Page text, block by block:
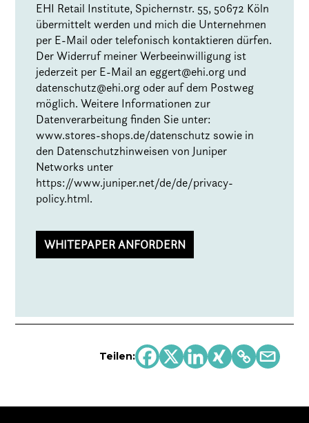
EHI Retail Institute, Spichernstr. 55, 50672 Köln
übermittelt werden und mich die Unternehmen
per E-Mail oder telefonisch kontaktieren dürfen.
Der Widerruf meiner Werbeeinwilligung ist
jederzeit per E-Mail an eggert@ehi.org und
datenschutz@ehi.org oder auf dem Postweg
möglich. Weitere Informationen zur
Datenverarbeitung finden Sie unter:
www.stores-shops.de/datenschutz sowie in
den Datenschutzhinweisen von Juniper
Networks unter
https://www.juniper.net/de/de/privacy-
policy.html.
Teilen: